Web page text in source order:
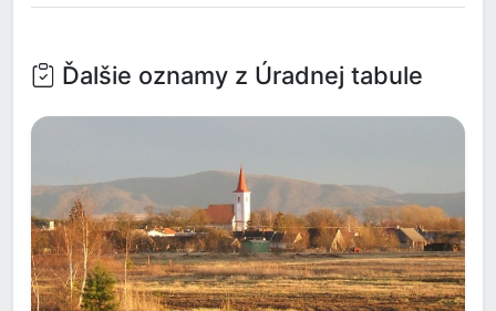
Ďalšie oznamy z Úradnej tabule